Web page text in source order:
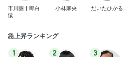
市川團十郎白
猿
小林麻央 だいたひかる
急上昇ランキング
1 2 3